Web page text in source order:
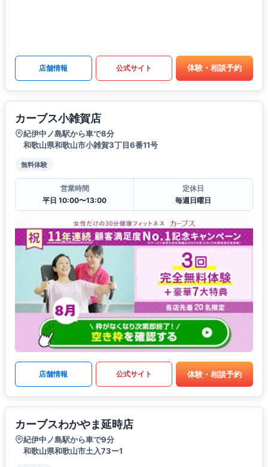
店舗情報 公式サイト 体験・相談予約
カーブス小雑賀店
紀伊中ノ島駅から車で8分
和歌山県和歌山市小雑賀3丁目6番11号
無料体験
営業時間
平日 10:00〜13:00
定休日
毎週日曜日
店舗情報 公式サイト 体験・相談予約
カーブスわかやま延時店
紀伊中ノ島駅から車で9分
和歌山県和歌山市土入73ー1